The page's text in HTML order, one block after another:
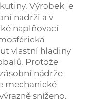
Výrobek je
nádrži a v
naplňovací
vlastní hladiny
Protože
nádrže
mechanické
sníženo.